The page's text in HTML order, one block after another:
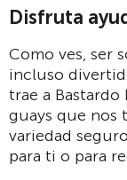
Disfruta
Como ves, ser
incluso
trae a Bastardo
guays que nos
variedad
para ti o para